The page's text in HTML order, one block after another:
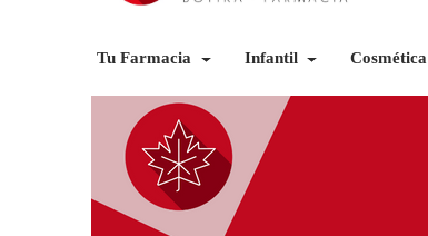
Tu Farmacia Infantil Cosmética